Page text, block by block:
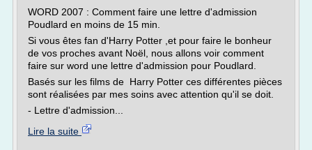
WORD 2007 : Comment faire une lettre d'admission
Poudlard en moins de 15 min.
Si vous êtes fan d'Harry Potter ,et pour faire le bonheur
de vos proches avant Noël, nous allons voir comment
faire sur word une lettre d'admission pour Poudlard.
Basés sur les films de Harry Potter ces différentes pièces
sont réalisées par mes soins avec attention qu'il se doit.
- Lettre d'admission...
Lire la suite